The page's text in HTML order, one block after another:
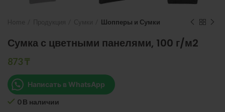
Шопперы и Сумки
Сумка с цветными панелями, 100 г/м2
873₸
Написать в WhatsApp
0 В наличии